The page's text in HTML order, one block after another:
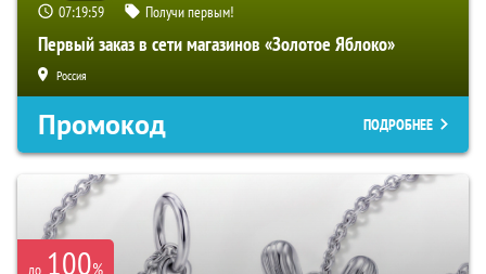
07:19:59 Получи первым!
Первый заказ в сети магазинов «Золотое Яблоко»
Россия
Промокод ПОДРОБНЕЕ
до 100%